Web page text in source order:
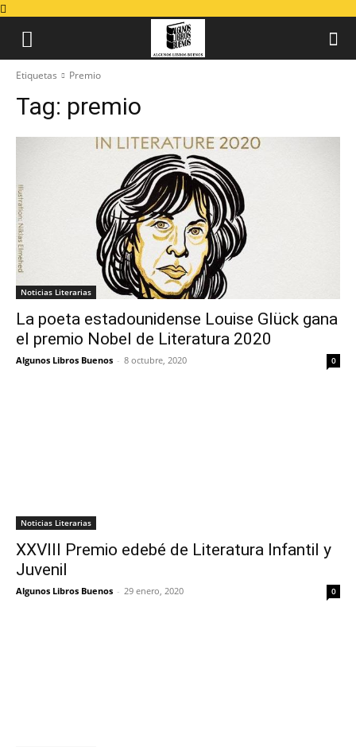
Etiquetas Premio
Tag: premio
Noticias Literarias
La poeta estadounidense Louise Glück gana
el premio Nobel de Literatura 2020
Algunos Libros Buenos - 8 octubre, 2020 0
Noticias Literarias
XXVIII Premio edebé de Literatura Infantil y
Juvenil
Algunos Libros Buenos - 29 enero, 2020 0